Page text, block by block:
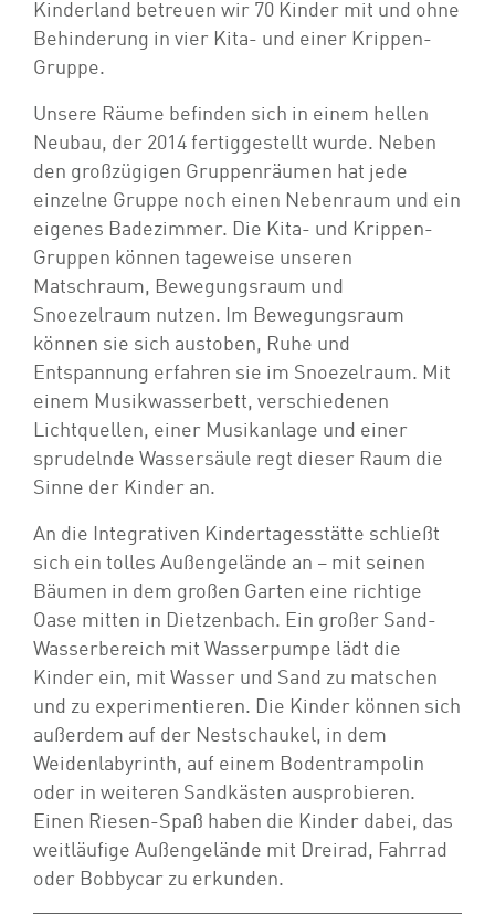
Kinderland betreuen wir 70 Kinder mit und ohne
Behinderung in vier Kita- und einer Krippen-
Gruppe.
Unsere Räume befinden sich in einem hellen
Neubau, der 2014 fertiggestellt wurde. Neben
den großzügigen Gruppenräumen hat jede
einzelne Gruppe noch einen Nebenraum und ein
eigenes Badezimmer. Die Kita- und Krippen-
Gruppen können tageweise unseren
Matschraum, Bewegungsraum und
Snoezelraum nutzen. Im Bewegungsraum
können sie sich austoben, Ruhe und
Entspannung erfahren sie im Snoezelraum. Mit
einem Musikwasserbett, verschiedenen
Lichtquellen, einer Musikanlage und einer
sprudelnde Wassersäule regt dieser Raum die
Sinne der Kinder an.
An die Integrativen Kindertagesstätte schließt
sich ein tolles Außengelände an – mit seinen
Bäumen in dem großen Garten eine richtige
Oase mitten in Dietzenbach. Ein großer Sand-
Wasserbereich mit Wasserpumpe lädt die
Kinder ein, mit Wasser und Sand zu matschen
und zu experimentieren. Die Kinder können sich
außerdem auf der Nestschaukel, in dem
Weidenlabyrinth, auf einem Bodentrampolin
oder in weiteren Sandkästen ausprobieren.
Einen Riesen-Spaß haben die Kinder dabei, das
weitläufige Außengelände mit Dreirad, Fahrrad
oder Bobbycar zu erkunden.